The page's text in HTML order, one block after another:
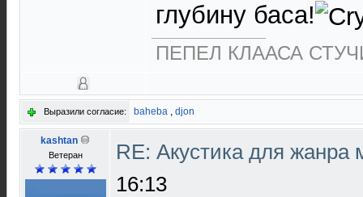
глубину баса!
ПЕПЕЛ КЛААСА
Выразили согласие: baheba , djon
kashtan
Ветеран
RE: Акустика для жанра
16:13